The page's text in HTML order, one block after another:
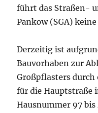
führt das Straßen-
Pankow (SGA)
Derzeitig ist
Bauvorhaben zur
Großpflasters
für die Hauptstraße
Hausnummer 97